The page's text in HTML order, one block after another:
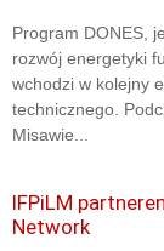
Program DONES,
rozwój energetyki
wchodzi w kolejny
technicznego.
Misawie...
IFPiLM
Network